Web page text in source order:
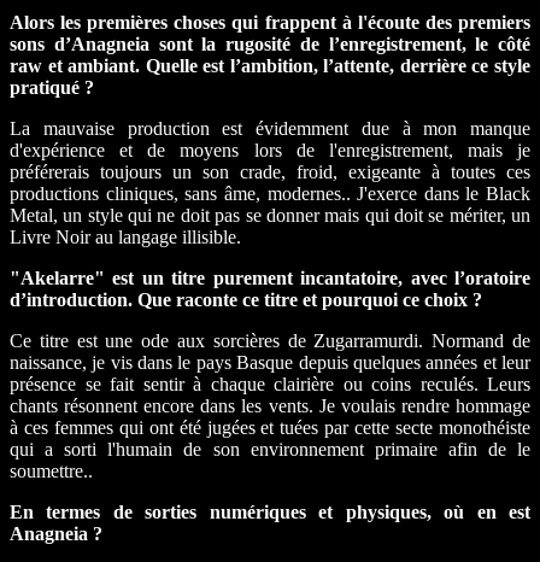
Alors les premières choses qui frappent à l'écoute des premiers
sons d’Anagneia sont la rugosité de l’enregistrement, le côté
raw et ambiant. Quelle est l’ambition, l’attente, derrière ce style
pratiqué ?
La mauvaise production est évidemment due à mon manque
d'expérience et de moyens lors de l'enregistrement, mais je
préférerais toujours un son crade, froid, exigeante à toutes ces
productions cliniques, sans âme, modernes.. J'exerce dans le Black
Metal, un style qui ne doit pas se donner mais qui doit se mériter, un
Livre Noir au langage illisible.
"Akelarre" est un titre purement incantatoire, avec l’oratoire
d’introduction. Que raconte ce titre et pourquoi ce choix ?
Ce titre est une ode aux sorcières de Zugarramurdi. Normand de
naissance, je vis dans le pays Basque depuis quelques années et leur
présence se fait sentir à chaque clairière ou coins reculés. Leurs
chants résonnent encore dans les vents. Je voulais rendre hommage
à ces femmes qui ont été jugées et tuées par cette secte monothéiste
qui a sorti l'humain de son environnement primaire afin de le
soumettre..
En termes de sorties numériques et physiques, où en est
Anagneia ?